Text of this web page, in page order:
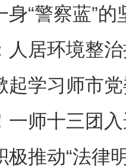
身“警察蓝”
人居环境整治
起学习师市
一师十三团
极推动“法律